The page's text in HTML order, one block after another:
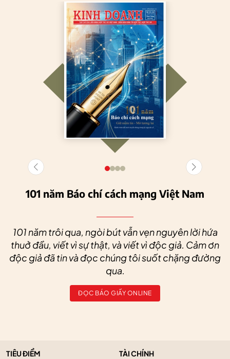
101 năm Báo chí cách mạng Việt Nam
101 năm trôi qua, ngòi bút vẫn vẹn nguyên lời hứa
thuở đầu, viết vì sự thật, và viết vì độc giả. Cảm ơn
độc giả đã tin và đọc chúng tôi suốt chặng đường
qua.
ĐỌC BÁO GIẤY ONLINE
TIÊU ĐIỂM
TÀI CHÍNH